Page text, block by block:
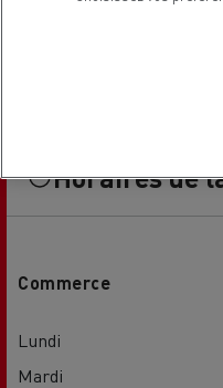
Horaires de
Commerce
Lundi
Mardi